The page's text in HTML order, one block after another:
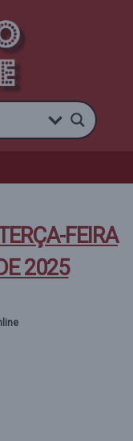
FEIRA
2025